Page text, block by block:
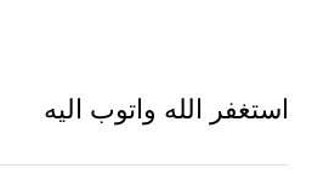
استغفر الله واتوب اليه